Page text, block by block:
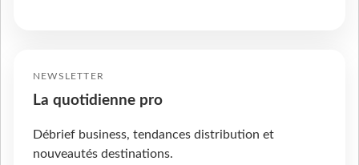
NEWSLETTER
La quotidienne pro
Débrief business, tendances distribution et
nouveautés destinations.